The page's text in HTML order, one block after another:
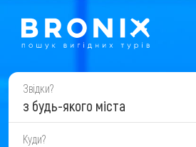
Звідки?
з будь-якого міста
Куди?